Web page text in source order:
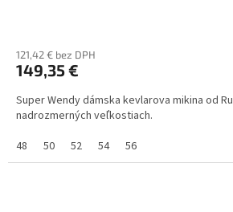
121,42 € bez DPH
149,35 €
Super Wendy dámska kevlarova mikina od
nadrozmerných veľkostiach.
48
50 52 54 56